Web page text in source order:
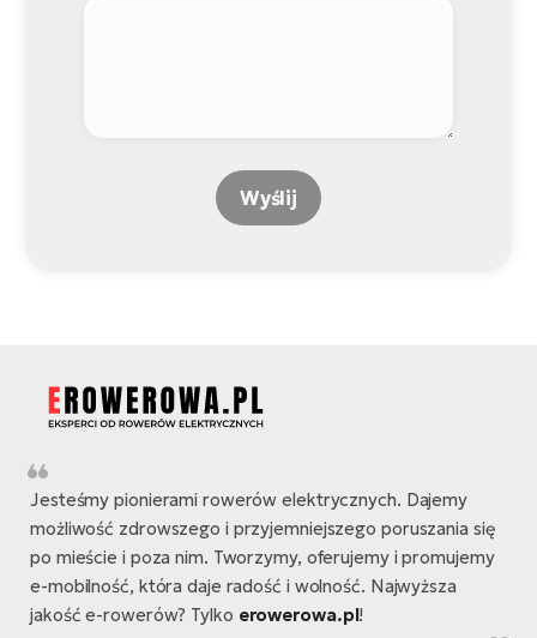
Wyślij
Jesteśmy pionierami rowerów elektrycznych. Dajemy
możliwość zdrowszego i przyjemniejszego poruszania się
po mieście i poza nim. Tworzymy, oferujemy i promujemy
e-mobilność, która daje radość i wolność. Najwyższa
jakość e-rowerów? Tylko erowerowa.pl!